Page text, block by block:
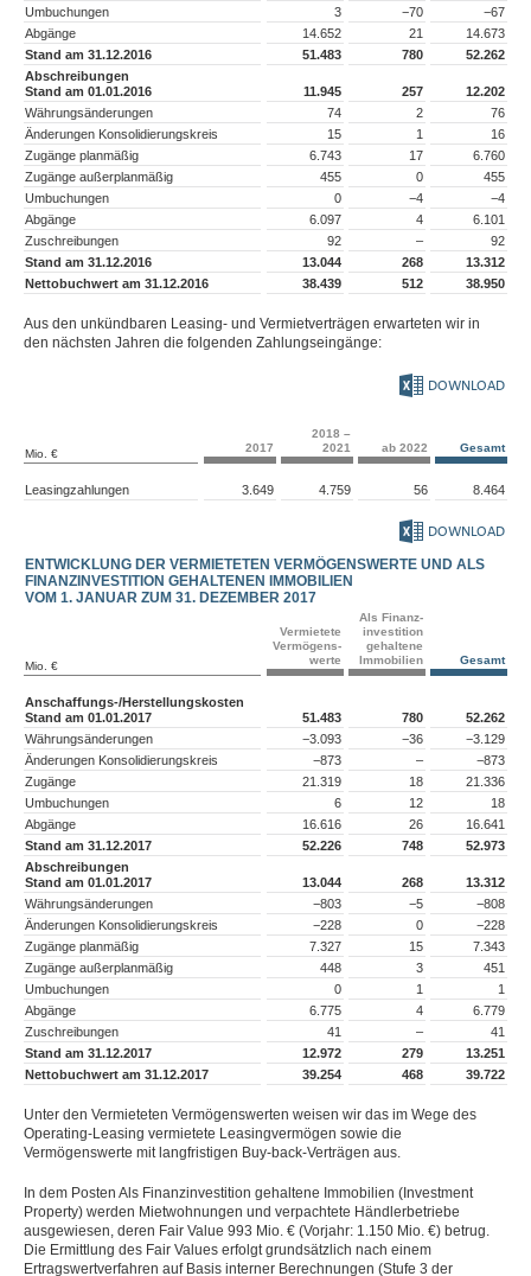
Sonstige finanzielle
Vermögenswerte
Sonstige Forderungen
Ertragsteueransprüche
Vorräte
Forderungen aus
Lieferungen und
Leistungen
Wertpapiere
Zahlungsmittel
Passiva
Sonstige Erläuterungen
Bilanzeid
Bestätigungsvermerk
MAGAZIN
Umbuchungen
3 −70
−67
Abgänge
14.652 21
14.673
Stand am 31.12.2016
51.483 780
52.262
Abschreibungen
Stand am 01.01.2016
11.945 257
12.202
Währungsänderungen
74 2
76
Änderungen Konsolidierungskreis
15 1
16
Zugänge planmäßig
6.743 17
6.760
Zugänge außerplanmäßig
455 0
455
Umbuchungen
0 −4
−4
Abgänge
6.097 4
6.101
Zuschreibungen
92 –
92
Stand am 31.12.2016
13.044 268
13.312
Nettobuchwert am 31.12.2016
38.439 512 38.950
Aus den unkündbaren Leasing- und Vermietverträgen erwarteten wir in
den nächsten Jahren die folgenden Zahlungseingänge:
DOWNLOAD
Mio. € 2017
2018 –
2021
ab 2022 Gesamt
Leasingzahlungen 3.649 4.759 56 8.464
DOWNLOAD
ENTWICKLUNG DER VERMIETETEN VERMÖGENSWERTE UND ALS
FINANZINVESTITION GEHALTENEN IMMOBILIEN
VOM 1. JANUAR ZUM 31. DEZEMBER 2017
Mio. €
Vermietete
Vermögens­
werte
Als Finanz­
investition
gehaltene
Immobilien
Gesamt
Anschaffungs-/Herstellungskosten
Stand am 01.01.2017
51.483 780
52.262
Währungsänderungen
−3.093 −36
−3.129
Änderungen Konsolidierungskreis
−873 –
−873
Zugänge
21.319 18
21.336
Umbuchungen
6 12
18
Abgänge
16.616 26
16.641
Stand am 31.12.2017
52.226 748
52.973
Abschreibungen
Stand am 01.01.2017
13.044 268
13.312
Währungsänderungen
−803 −5
−808
Änderungen Konsolidierungskreis
−228 0
−228
Zugänge planmäßig
7.327 15
7.343
Zugänge außerplanmäßig
448 3
451
Umbuchungen
0 1
1
Abgänge
6.775 4
6.779
Zuschreibungen
41 –
41
Stand am 31.12.2017
12.972 279
13.251
Nettobuchwert am 31.12.2017
39.254 468 39.722
Unter den Vermieteten Vermögenswerten weisen wir das im Wege des
Operating-Leasing vermietete Leasingvermögen sowie die
Vermögenswerte mit langfristigen Buy-back-Verträgen aus.
In dem Posten Als Finanzinvestition gehaltene Immobilien (Investment
Property) werden Mietwohnungen und verpachtete Händlerbetriebe
ausgewiesen, deren Fair Value 993 Mio. € (Vorjahr: 1.150 Mio. €) betrug.
Die Ermittlung des Fair Values erfolgt grundsätzlich nach einem
Ertragswertverfahren auf Basis interner Berechnungen (Stufe 3 der